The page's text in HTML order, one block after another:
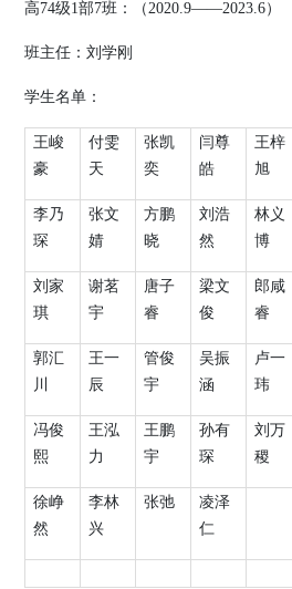
高74级1部7班：（2020.9——2023.6）
班主任：刘学刚
学生名单：
王峻
豪
付雯
天
张凯
奕
闫尊
皓
王梓
旭
李乃
琛
张文
婧
方鹏
晓
刘浩
然
林义
博
刘家
琪
谢茗
宇
唐子
睿
梁文
俊
郎咸
睿
郭汇
川
王一
辰
管俊
宇
吴振
涵
卢一
玮
冯俊
熙
王泓
力
王鹏
宇
孙有
琛
刘万
稷
徐峥
然
李林
兴
张弛
凌泽
仁